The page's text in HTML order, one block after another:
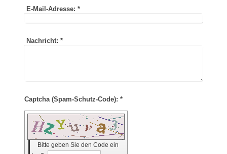
E-Mail-Adresse: *
Nachricht: *
Captcha (Spam-Schutz-Code): *
Bitte geben Sie den Code ein